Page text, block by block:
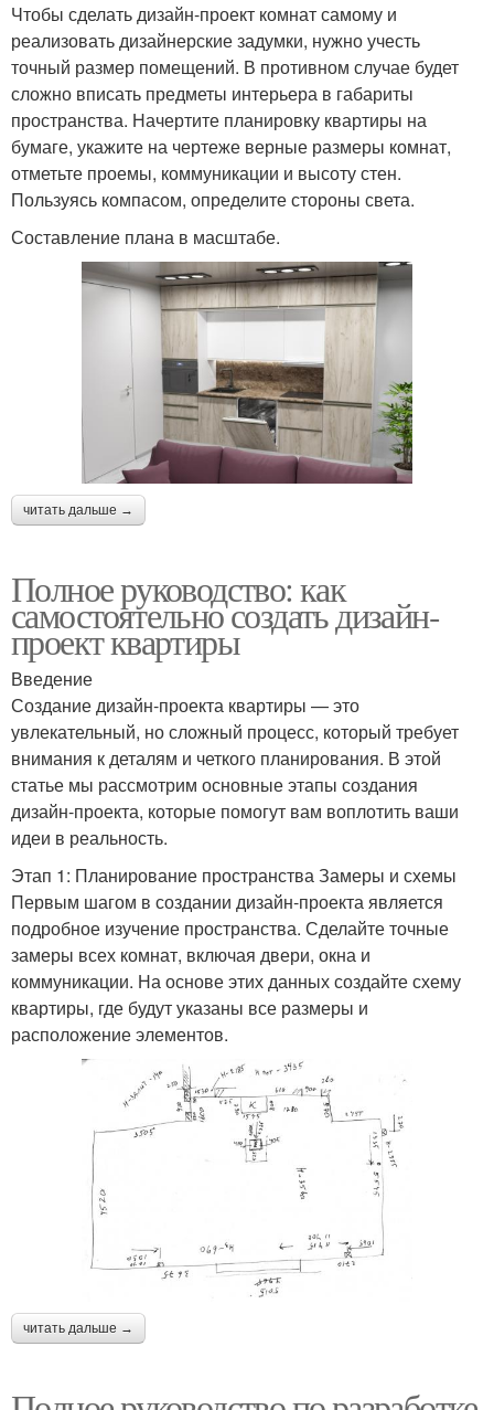
Чтобы сделать дизайн-проект комнат самому и
реализовать дизайнерские задумки, нужно учесть
точный размер помещений. В противном случае будет
сложно вписать предметы интерьера в габариты
пространства. Начертите планировку квартиры на
бумаге, укажите на чертеже верные размеры комнат,
отметьте проемы, коммуникации и высоту стен.
Пользуясь компасом, определите стороны света.
Составление плана в масштабе.
читать дальше →
Полное руководство: как
самостоятельно создать дизайн-
проект квартиры
Введение
Создание дизайн-проекта квартиры — это
увлекательный, но сложный процесс, который требует
внимания к деталям и четкого планирования. В этой
статье мы рассмотрим основные этапы создания
дизайн-проекта, которые помогут вам воплотить ваши
идеи в реальность.
Этап 1: Планирование пространства Замеры и схемы
Первым шагом в создании дизайн-проекта является
подробное изучение пространства. Сделайте точные
замеры всех комнат, включая двери, окна и
коммуникации. На основе этих данных создайте схему
квартиры, где будут указаны все размеры и
расположение элементов.
читать дальше →